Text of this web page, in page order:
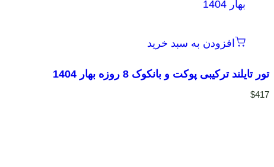
افزودن به سبد خرید
تور تایلند ترکیبی پوکت و بانکوک 8 روزه بهار 1404
$417